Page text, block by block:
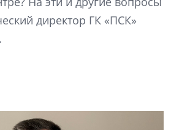
директор ГК «ПСК»